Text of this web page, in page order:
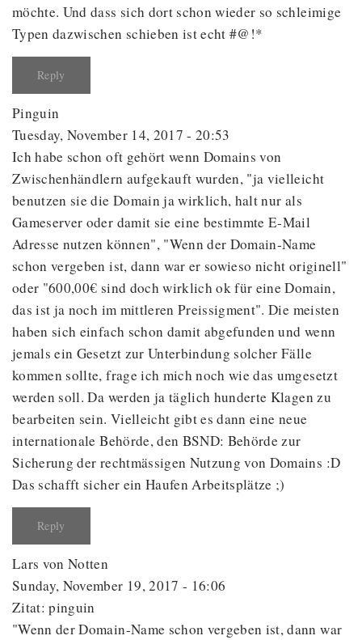
möchte. Und dass sich dort schon wieder so schleimige
Typen dazwischen schieben ist echt #@!*
Reply
Pinguin
Tuesday, November 14, 2017 - 20:53
Ich habe schon oft gehört wenn Domains von
Zwischenhändlern aufgekauft wurden, "ja vielleicht
benutzen sie die Domain ja wirklich, halt nur als
Gameserver oder damit sie eine bestimmte E-Mail
Adresse nutzen können", "Wenn der Domain-Name
schon vergeben ist, dann war er sowieso nicht originell"
oder "600,00€ sind doch wirklich ok für eine Domain,
das ist ja noch im mittleren Preissigment". Die meisten
haben sich einfach schon damit abgefunden und wenn
jemals ein Gesetzt zur Unterbindung solcher Fälle
kommen sollte, frage ich mich noch wie das umgesetzt
werden soll. Da werden ja täglich hunderte Klagen zu
bearbeiten sein. Vielleicht gibt es dann eine neue
internationale Behörde, den BSND: Behörde zur
Sicherung der rechtmässigen Nutzung von Domains :D
Das schafft sicher ein Haufen Arbeitsplätze ;)
Reply
Lars von Notten
Sunday, November 19, 2017 - 16:06
Zitat: pinguin
"Wenn der Domain-Name schon vergeben ist, dann war